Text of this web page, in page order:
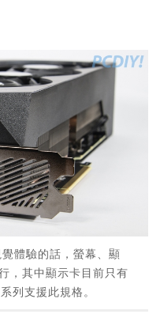
體驗的話，螢幕、顯
，其中顯示卡目前只有
列支援此規格。